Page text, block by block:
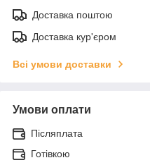
Доставка поштою
Доставка кур'єром
Всі умови доставки
Умови оплати
Післяплата
Готівкою